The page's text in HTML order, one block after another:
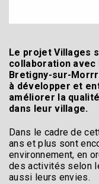
Le projet Villages
collaboration avec
Bretigny-sur-
à développer et
améliorer la
dans leur village.
Dans le cadre de
ans et plus sont
environnement, en
des activités selon
aussi leurs envies.